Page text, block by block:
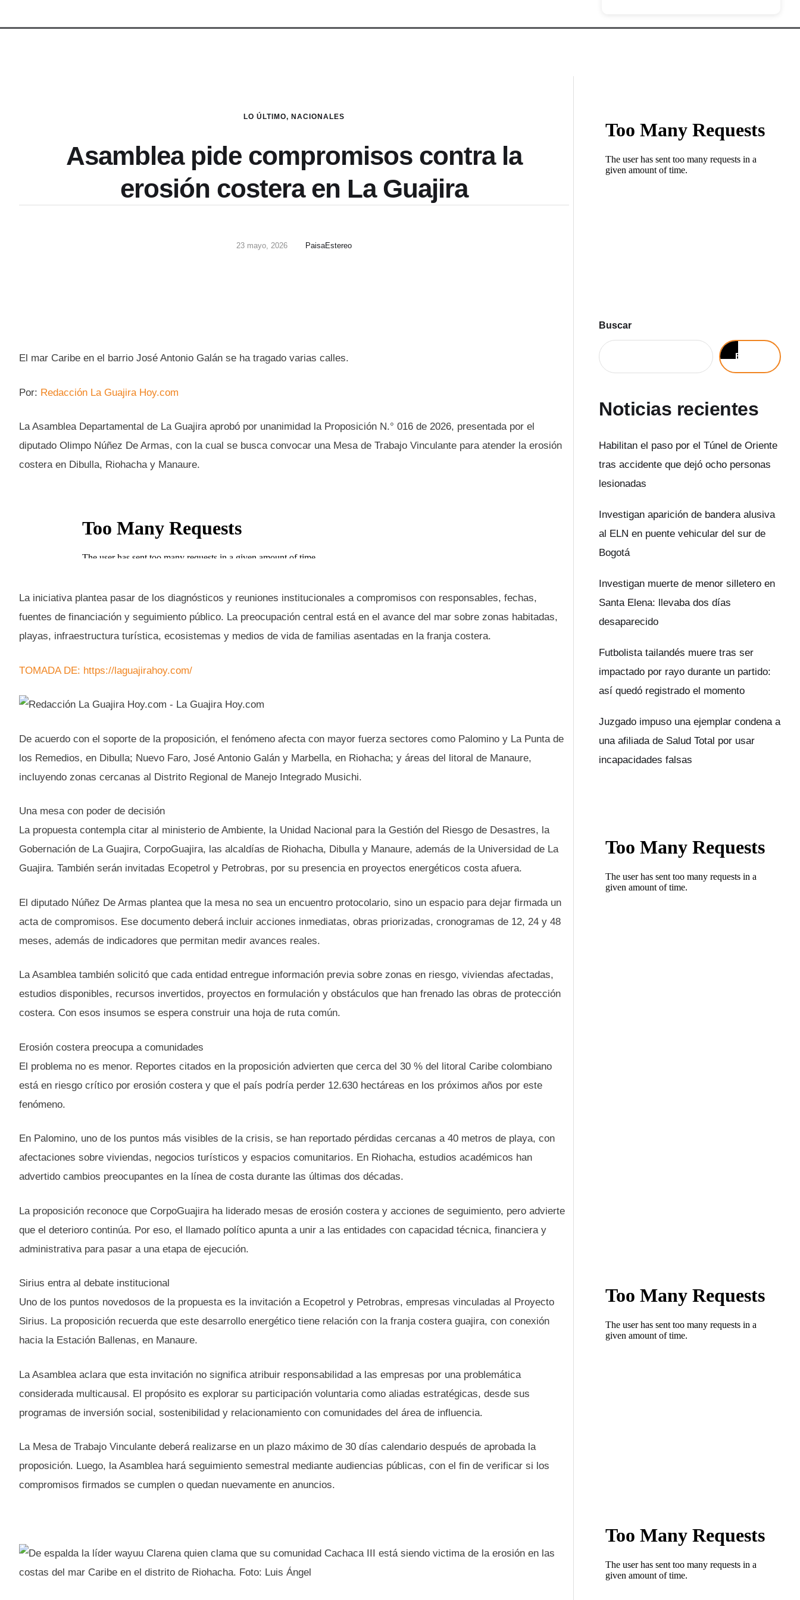
LO ÚLTIMO, NACIONALES
Asamblea pide compromisos contra la
erosión costera en La Guajira
23 mayo, 2026 PaisaEstereo
El mar Caribe en el barrio José Antonio Galán se ha tragado varias calles.
Por: Redacción La Guajira Hoy.com
La Asamblea Departamental de La Guajira aprobó por unanimidad la Proposición N.° 016 de 2026, presentada por el
diputado Olimpo Núñez De Armas, con la cual se busca convocar una Mesa de Trabajo Vinculante para atender la erosión
costera en Dibulla, Riohacha y Manaure.
La iniciativa plantea pasar de los diagnósticos y reuniones institucionales a compromisos con responsables, fechas,
fuentes de financiación y seguimiento público. La preocupación central está en el avance del mar sobre zonas habitadas,
playas, infraestructura turística, ecosistemas y medios de vida de familias asentadas en la franja costera.
TOMADA DE: https://laguajirahoy.com/
De acuerdo con el soporte de la proposición, el fenómeno afecta con mayor fuerza sectores como Palomino y La Punta de
los Remedios, en Dibulla; Nuevo Faro, José Antonio Galán y Marbella, en Riohacha; y áreas del litoral de Manaure,
incluyendo zonas cercanas al Distrito Regional de Manejo Integrado Musichi.
Una mesa con poder de decisión
La propuesta contempla citar al ministerio de Ambiente, la Unidad Nacional para la Gestión del Riesgo de Desastres, la
Gobernación de La Guajira, CorpoGuajira, las alcaldías de Riohacha, Dibulla y Manaure, además de la Universidad de La
Guajira. También serán invitadas Ecopetrol y Petrobras, por su presencia en proyectos energéticos costa afuera.
El diputado Núñez De Armas plantea que la mesa no sea un encuentro protocolario, sino un espacio para dejar firmada un
acta de compromisos. Ese documento deberá incluir acciones inmediatas, obras priorizadas, cronogramas de 12, 24 y 48
meses, además de indicadores que permitan medir avances reales.
La Asamblea también solicitó que cada entidad entregue información previa sobre zonas en riesgo, viviendas afectadas,
estudios disponibles, recursos invertidos, proyectos en formulación y obstáculos que han frenado las obras de protección
costera. Con esos insumos se espera construir una hoja de ruta común.
Erosión costera preocupa a comunidades
El problema no es menor. Reportes citados en la proposición advierten que cerca del 30 % del litoral Caribe colombiano
está en riesgo crítico por erosión costera y que el país podría perder 12.630 hectáreas en los próximos años por este
fenómeno.
En Palomino, uno de los puntos más visibles de la crisis, se han reportado pérdidas cercanas a 40 metros de playa, con
afectaciones sobre viviendas, negocios turísticos y espacios comunitarios. En Riohacha, estudios académicos han
advertido cambios preocupantes en la línea de costa durante las últimas dos décadas.
La proposición reconoce que CorpoGuajira ha liderado mesas de erosión costera y acciones de seguimiento, pero advierte
que el deterioro continúa. Por eso, el llamado político apunta a unir a las entidades con capacidad técnica, financiera y
administrativa para pasar a una etapa de ejecución.
Sirius entra al debate institucional
Uno de los puntos novedosos de la propuesta es la invitación a Ecopetrol y Petrobras, empresas vinculadas al Proyecto
Sirius. La proposición recuerda que este desarrollo energético tiene relación con la franja costera guajira, con conexión
hacia la Estación Ballenas, en Manaure.
La Asamblea aclara que esta invitación no significa atribuir responsabilidad a las empresas por una problemática
considerada multicausal. El propósito es explorar su participación voluntaria como aliadas estratégicas, desde sus
programas de inversión social, sostenibilidad y relacionamiento con comunidades del área de influencia.
La Mesa de Trabajo Vinculante deberá realizarse en un plazo máximo de 30 días calendario después de aprobada la
proposición. Luego, la Asamblea hará seguimiento semestral mediante audiencias públicas, con el fin de verificar si los
compromisos firmados se cumplen o quedan nuevamente en anuncios.
Buscar
Buscar
Noticias recientes
Habilitan el paso por el Túnel de Oriente
tras accidente que dejó ocho personas
lesionadas
Investigan aparición de bandera alusiva
al ELN en puente vehicular del sur de
Bogotá
Investigan muerte de menor silletero en
Santa Elena: llevaba dos días
desaparecido
Futbolista tailandés muere tras ser
impactado por rayo durante un partido:
así quedó registrado el momento
Juzgado impuso una ejemplar condena a
una afiliada de Salud Total por usar
incapacidades falsas